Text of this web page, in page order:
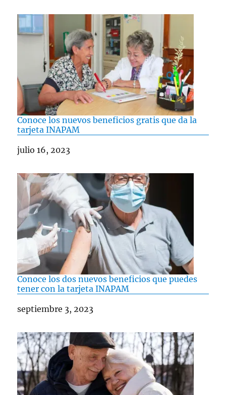
— Ariadna Montiel Reyes
(@A_MontielR) April 28, 2025
Conoce los nuevos beneficios gratis que da la
tarjeta INAPAM
Fecha
julio 16, 2023
Conoce los dos nuevos beneficios que puedes
tener con la tarjeta INAPAM
Fecha
septiembre 3, 2023